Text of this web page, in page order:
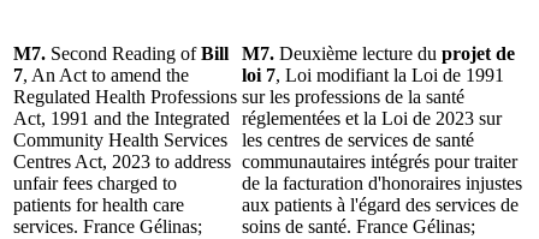
M7. Second Reading ofBill
7, An Act to amend the
Regulated Health Professions
Act, 1991 and the Integrated
Community Health Services
Centres Act, 2023 to address
unfair fees charged to
patients for health care
services. France Gélinas;
M7. Deuxième lecture du projet de
loi 7, Loi modifiant la Loi de 1991
sur les professions de la santé
réglementées et la Loi de 2023 sur
les centres de services de santé
communautaires intégrés pour traiter
de la facturation d'honoraires injustes
aux patients à l'égard des services de
soins de santé. France Gélinas;